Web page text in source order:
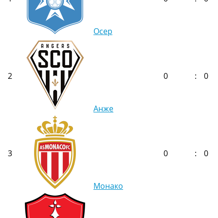
Украина. Премьер-Лига
Украина. Первая Лига
Лига Чемпионов
Англия. Премьер Лига
Испания. Ла Лига
Другие Турниры >>>
Таблицы
Таблицы групп Чемпионата Мира
Украина. Премьер-Лига
Украина. Первая Лига
Лига Чемпионов. Таблицы групп
Англия. Премьер-Лига
Испания. Ла Лига
Все таблицы >>>
Рейтинги
Рейтинг стран УЕФА
Рейтинг клубов УЕФА
Рейтинг ФИФА
ТВ программа
Осер
2
Анже
0 : 0
3
Монако
0 : 0